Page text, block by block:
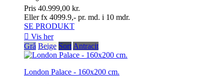
Pris 40.999,00 kr.
Eller fx 4099.9,- pr. md. i 10 mdr.
SE PRODUKT
 Vis her
Grå Beige SortAntracit
London Palace - 160x200 cm.